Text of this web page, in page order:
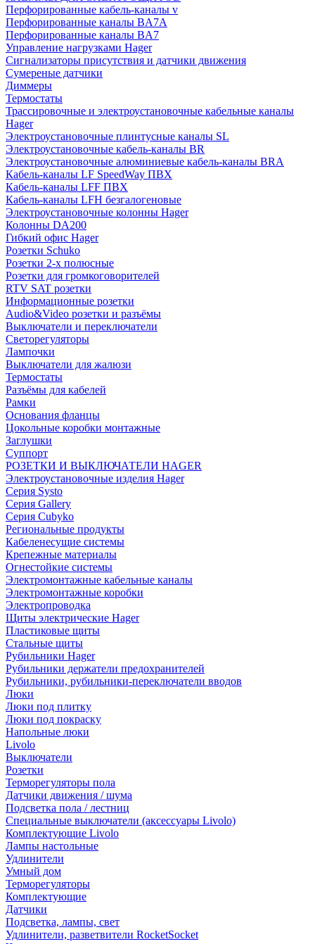
Перфорированные кабель-каналы v
Перфорированные каналы BA7A
Перфорированные каналы BA7
Управление нагрузками Hager
Сигнализаторы присутствия и датчики движения
Сумереные датчики
Диммеры
Термостаты
Трассировочные и электроустановочные кабельные каналы
Hager
Электроустановочные плинтусные каналы SL
Электроустановочные кабель-каналы BR
Электроустановочные алюминиевые кабель-каналы BRA
Кабель-каналы LF SpeedWay ПВХ
Кабель-каналы LFF ПВХ
Кабель-каналы LFH безгалогеновые
Электроустановочные колонны Hager
Колонны DA200
Гибкий офис Hager
Розетки Schuko
Розетки 2-х полюсные
Розетки для громкоговорителей
RTV SAT розетки
Информационные розетки
Audio&Video розетки и разъёмы
Выключатели и переключатели
Светорегуляторы
Лампочки
Выключатели для жалюзи
Термостаты
Разъёмы для кабелей
Рамки
Основания фланцы
Цокольные коробки монтажные
Заглушки
Суппорт
РОЗЕТКИ И ВЫКЛЮЧАТЕЛИ HAGER
Электроустановочные изделия Hager
Серия Systo
Серия Gallery
Серия Cubyko
Региональные продукты
Кабеленесущие системы
Крепежные материалы
Огнестойкие системы
Электромонтажные кабельные каналы
Электромонтажные коробки
Электропроводка
Щиты электрические Hager
Пластиковые щиты
Стальные щиты
Рубильники Hager
Рубильники держатели предохранителей
Рубильники, рубильники-переключатели вводов
Люки
Люки под плитку
Люки под покраску
Напольные люки
Livolo
Выключатели
Розетки
Терморегуляторы пола
Датчики движения / шума
Подсветка пола / лестниц
Специальные выключатели (аксессуары Livolo)
Комплектующие Livolo
Лампы настольные
Удлинители
Умный дом
Терморегуляторы
Комплектующие
Датчики
Подсветка, лампы, свет
Удлинители, разветвители RocketSocket